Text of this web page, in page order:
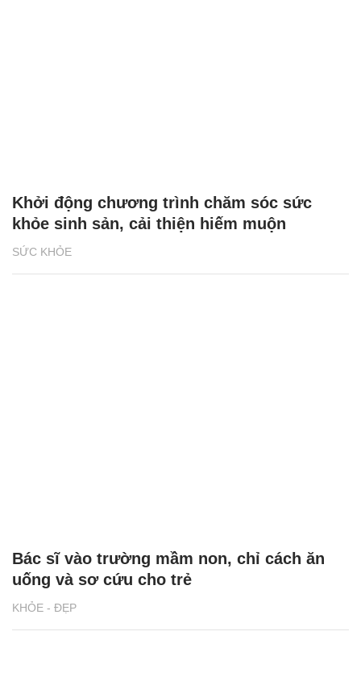
SỨC KHỎE
Khởi động chương trình chăm sóc sức
khỏe sinh sản, cải thiện hiếm muộn
KHỎE - ĐẸP
Bác sĩ vào trường mầm non, chỉ cách ăn
uống và sơ cứu cho trẻ